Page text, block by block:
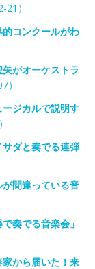
21）
コンクールがわ
がオーケストラ
）
ジカルで説明す
ダと奏でる連弾
間違っている音
奏でる音楽会」
から届いた！来